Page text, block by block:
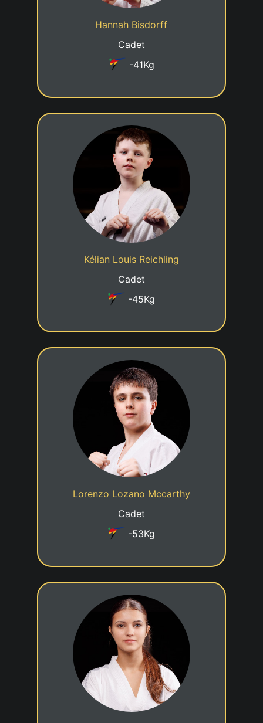
Hannah Bisdorff
Cadet
-41Kg
Kélian Louis Reichling
Cadet
-45Kg
4eme KUP
Date de naissance
06/08/2014
Cadre jeune talent
Lorenzo Lozano Mccarthy
Cadet
-53Kg
4eme KUP
Date de naissance
23/01/2014
Cadre jeune talent
6eme KUP
Date de naissance
13/03/2011
Cadre jeune talent